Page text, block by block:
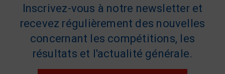
Inscrivez-vous à notre newsletter et
recevez régulièrement des nouvelles
concernant les compétitions, les
résultats et l'actualité générale.